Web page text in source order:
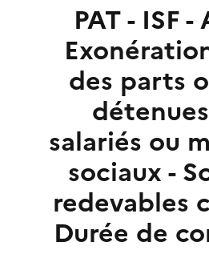
PAT - ISF
des parts
salariés ou
sociaux -
redevables
Durée de